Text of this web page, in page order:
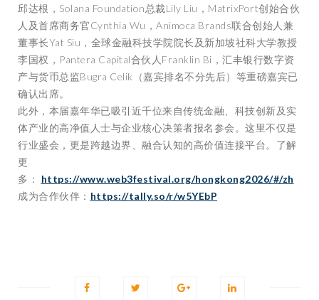
邱达根，Solana Foundation总裁Lily Liu，MatrixPort创始合伙
人及首席商务官Cynthia Wu，Animoca Brands联合创始人兼
董事长Yat Siu，全球金融科技学院院长及新加坡社科大学教授
李国权，Pantera Capital合伙人Franklin Bi，汇丰银行数字资
产与货币总监Bugra Celik（嘉宾排名不分先后）等重磅嘉宾已
确认出席。
此外，本届嘉年华已吸引近千位来自传统金融、科技创新及实
体产业的高净值人士与企业核心决策者报名参会。这里不仅是
行业盛会，更是跨越边界、融合认知的高价值连接平台。了解
更
多： https://www.web3festival.org/hongkong2026/#/zh
成为合作伙伴： https://tally.so/r/w5YEbP